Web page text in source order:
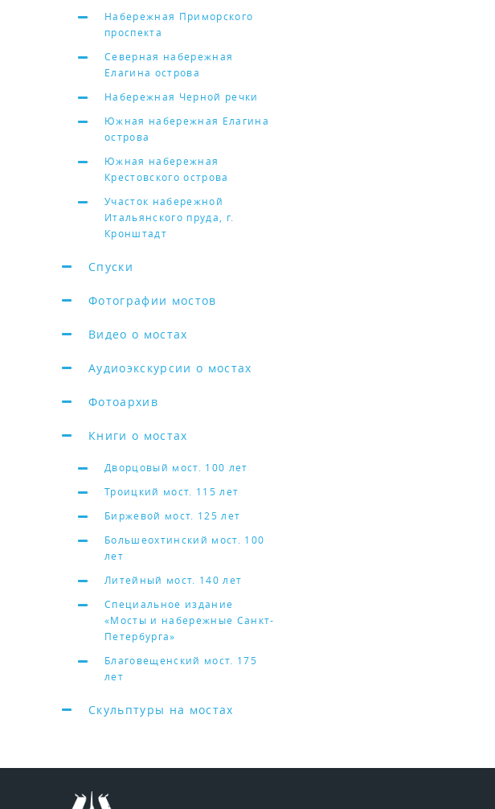
Набережная Приморского
проспекта
Северная набережная
Елагина острова
Набережная Черной речки
Южная набережная Елагина
острова
Южная набережная
Крестовского острова
Участок набережной
Итальянского пруда, г.
Кронштадт
Спуски
Фотографии мостов
Видео о мостах
Аудиоэкскурсии о мостах
Фотоархив
Книги о мостах
Дворцовый мост. 100 лет
Троицкий мост. 115 лет
Биржевой мост. 125 лет
Большеохтинский мост. 100
лет
Литейный мост. 140 лет
Специальное издание
«Мосты и набережные Санкт-
Петербурга»
Благовещенский мост. 175
лет
Скульптуры на мостах